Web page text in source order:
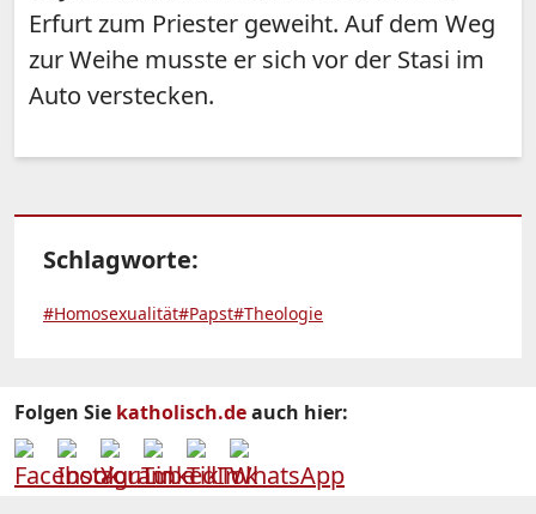
Erfurt zum Priester geweiht. Auf dem Weg
zur Weihe musste er sich vor der Stasi im
Auto verstecken.
Schlagworte:
#Homosexualität#Papst#Theologie
Folgen Sie katholisch.deauch hier: